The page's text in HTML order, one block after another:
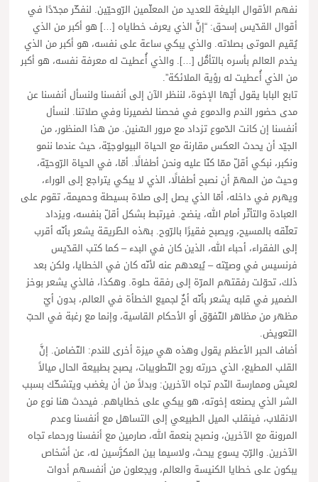
نفهم الأقوال البليغة للعديد من المعلّمين الرّوحيّين. لنفكّر مجدّدًا في
أقوال القدّيس إسحق: “إنَّ الذي يعرف خطاياه […] هو أكبر من الذي
يُقيم الموتى بصلاته. والذي يبكي ساعة على نفسه، هو أكبر من الذي
يخدم العالم بأسره بالتأمُّل […]. والذي أُعطيت له معرفة نفسه، هو أكبر
من الذي أُعطيت له رؤية الملائكة”.
تابع البابا يقول أيّها الإخوة، لننظر الآن إلى أنفسنا ولنسأل أنفسنا عن
مدى حضور الندم والدموع في فحصنا لضميرنا وفي صلاتنا. لنسأل
أنفسنا إن كانت الدّموع تزداد مع مرور السّنين. من هذا المنظور، من
الجيّد أن يحدث العكس مقارنة مع الحياة البيولوجيّة، حيث عندما ننمو
ونكبر، نبكي أقلّ ممّا كنّا عليه ونحن أطفالًا. أمّا، في الحياة الرّوحيّة،
وحيث من المهمّ أن نصبح أطفالًا، الذي لا يبكي يتراجع إلى الوراء،
ويهرم في داخله، أمّا الذي يصل إلى صلاة بسيطة وحميمة، تقوم على
العبادة والتأثّر أمام الله، ينضج. فيرتبط بشكل أقلّ بنفسه، ويزداد
تعلّقه بالمسيح، ويصبح فقيرًا بالرّوح. بهذه الطّريقة يشعر بأنّه أقرب
إلى الفقراء، أحباء الله، الذين كان في البدء – كما كتب القدّيس
فرنسيس في وصيّته – يُبعدهم عنه لأنّه كان في الخطايا، ولكن بعد
ذلك، تحوّلت رفقتهم المرّة إلى رفقة حلوة. وهكذا، فالذي يشعر بوخز
الضمير في قلبه يشعر بأنّه أخٌ لجميع الخطأة في العالم، بدون أيّ
مظهر من مظاهر التّفوّق أو الأحكام القاسية، وإنما مع رغبة في الحبّ
التعويض.
أضاف الحبر الأعظم يقول وهذه هي ميزة أخرى للندم: التّضامن. إنَّ
القلب المطيع، الذي حررته روح التّطويبات، يصبح بطبيعة الحال ميالاً
لعيش وممارسة النّدم تجاه الآخرين: وبدلاً من أن يغضب ويتشكّك بسبب
الشر الذي يصنعه إخوته، هو يبكي على خطاياهم. فيحدث هنا نوع من
الانقلاب، فينقلب الميل الطبيعي إلى التساهل مع أنفسنا وعدم
المرونة مع الآخرين، ونصبح بنعمة الله، صارمين مع أنفسنا ورحماء تجاه
الآخرين. والرّبّ يسوع يبحث، ولاسيما بين المكرَّسين له، عن أشخاص
يبكون على خطايا الكنيسة والعالم، ويجعلون من أنفسهم أدوات